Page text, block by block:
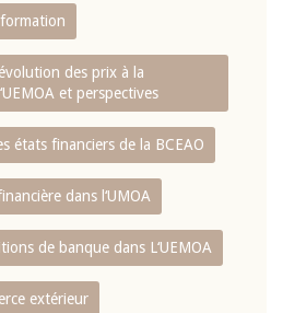
des prix à la
et perspectives
états financiers de la BCEAO
dans l‘UMOA
de banque dans L‘UEMOA
extérieur